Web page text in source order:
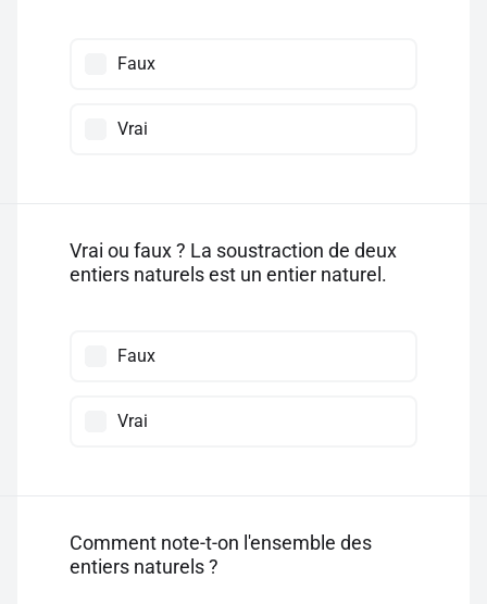
Faux
Vrai
Vrai ou faux ? La soustraction de deux
entiers naturels est un entier naturel.
Faux
Vrai
Comment note-t-on l'ensemble des
entiers naturels ?